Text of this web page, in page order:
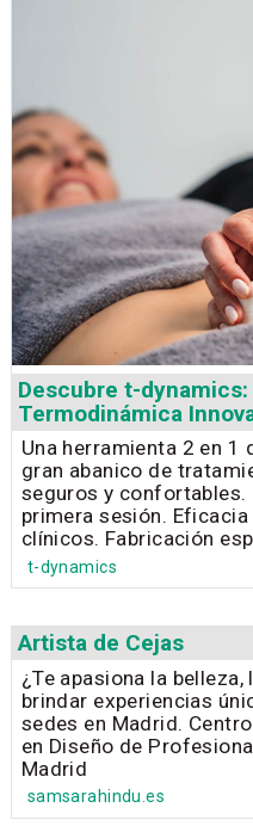
Descubre t-
Termodinámica
Una herramienta 2 en 1
gran abanico de
seguros y confortables.
primera sesión.
clínicos. Fabricación
t-dynamics
Artista de Cejas
¿Te apasiona la
brindar experiencias
sedes en Madrid.
en Diseño de
Madrid
samsarahindu.es